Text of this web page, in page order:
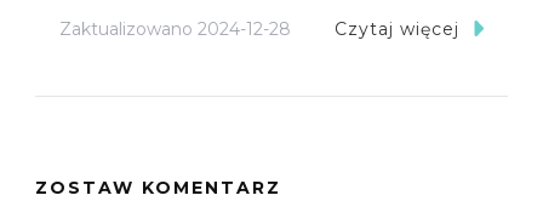
Zaktualizowano 2024-12-28 Czytaj więcej
ZOSTAW KOMENTARZ